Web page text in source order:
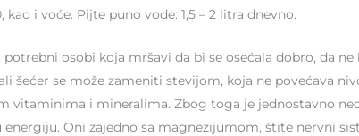
i voće. Pijte puno vode: 1,5 – 2 litra dnevno.
osobi koja mršavi da bi se osećala dobro, da ne
šećer se može zameniti stevijom, koja ne povećava
vitaminima i mineralima. Zbog toga je jednostavno
Oni zajedno sa magnezijumom, štite nervni